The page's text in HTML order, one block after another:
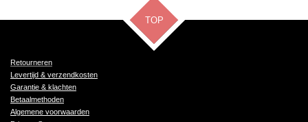
TOP
Retourneren
Levertijd & verzendkosten
Garantie & klachten
Betaalmethoden
Algemene voorwaarden